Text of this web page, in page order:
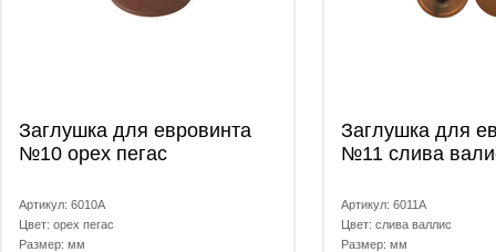
Заглушка для евровинта
№10 орех пегас
Артикул: 6010А
Цвет: орех пегас
Размер: мм
Заглушка для
№11 слива
Артикул: 6011А
Цвет: слива валлис
Размер: мм